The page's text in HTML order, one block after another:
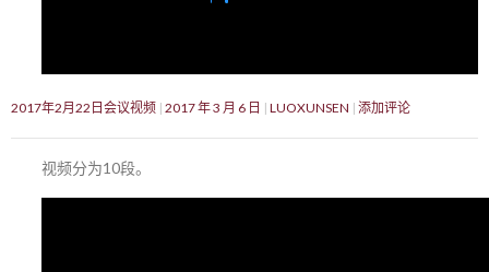
2017年2月22日会议视频 2017 年 3 月 6 日 LUOXUNSEN 添加评论
视频分为10段。